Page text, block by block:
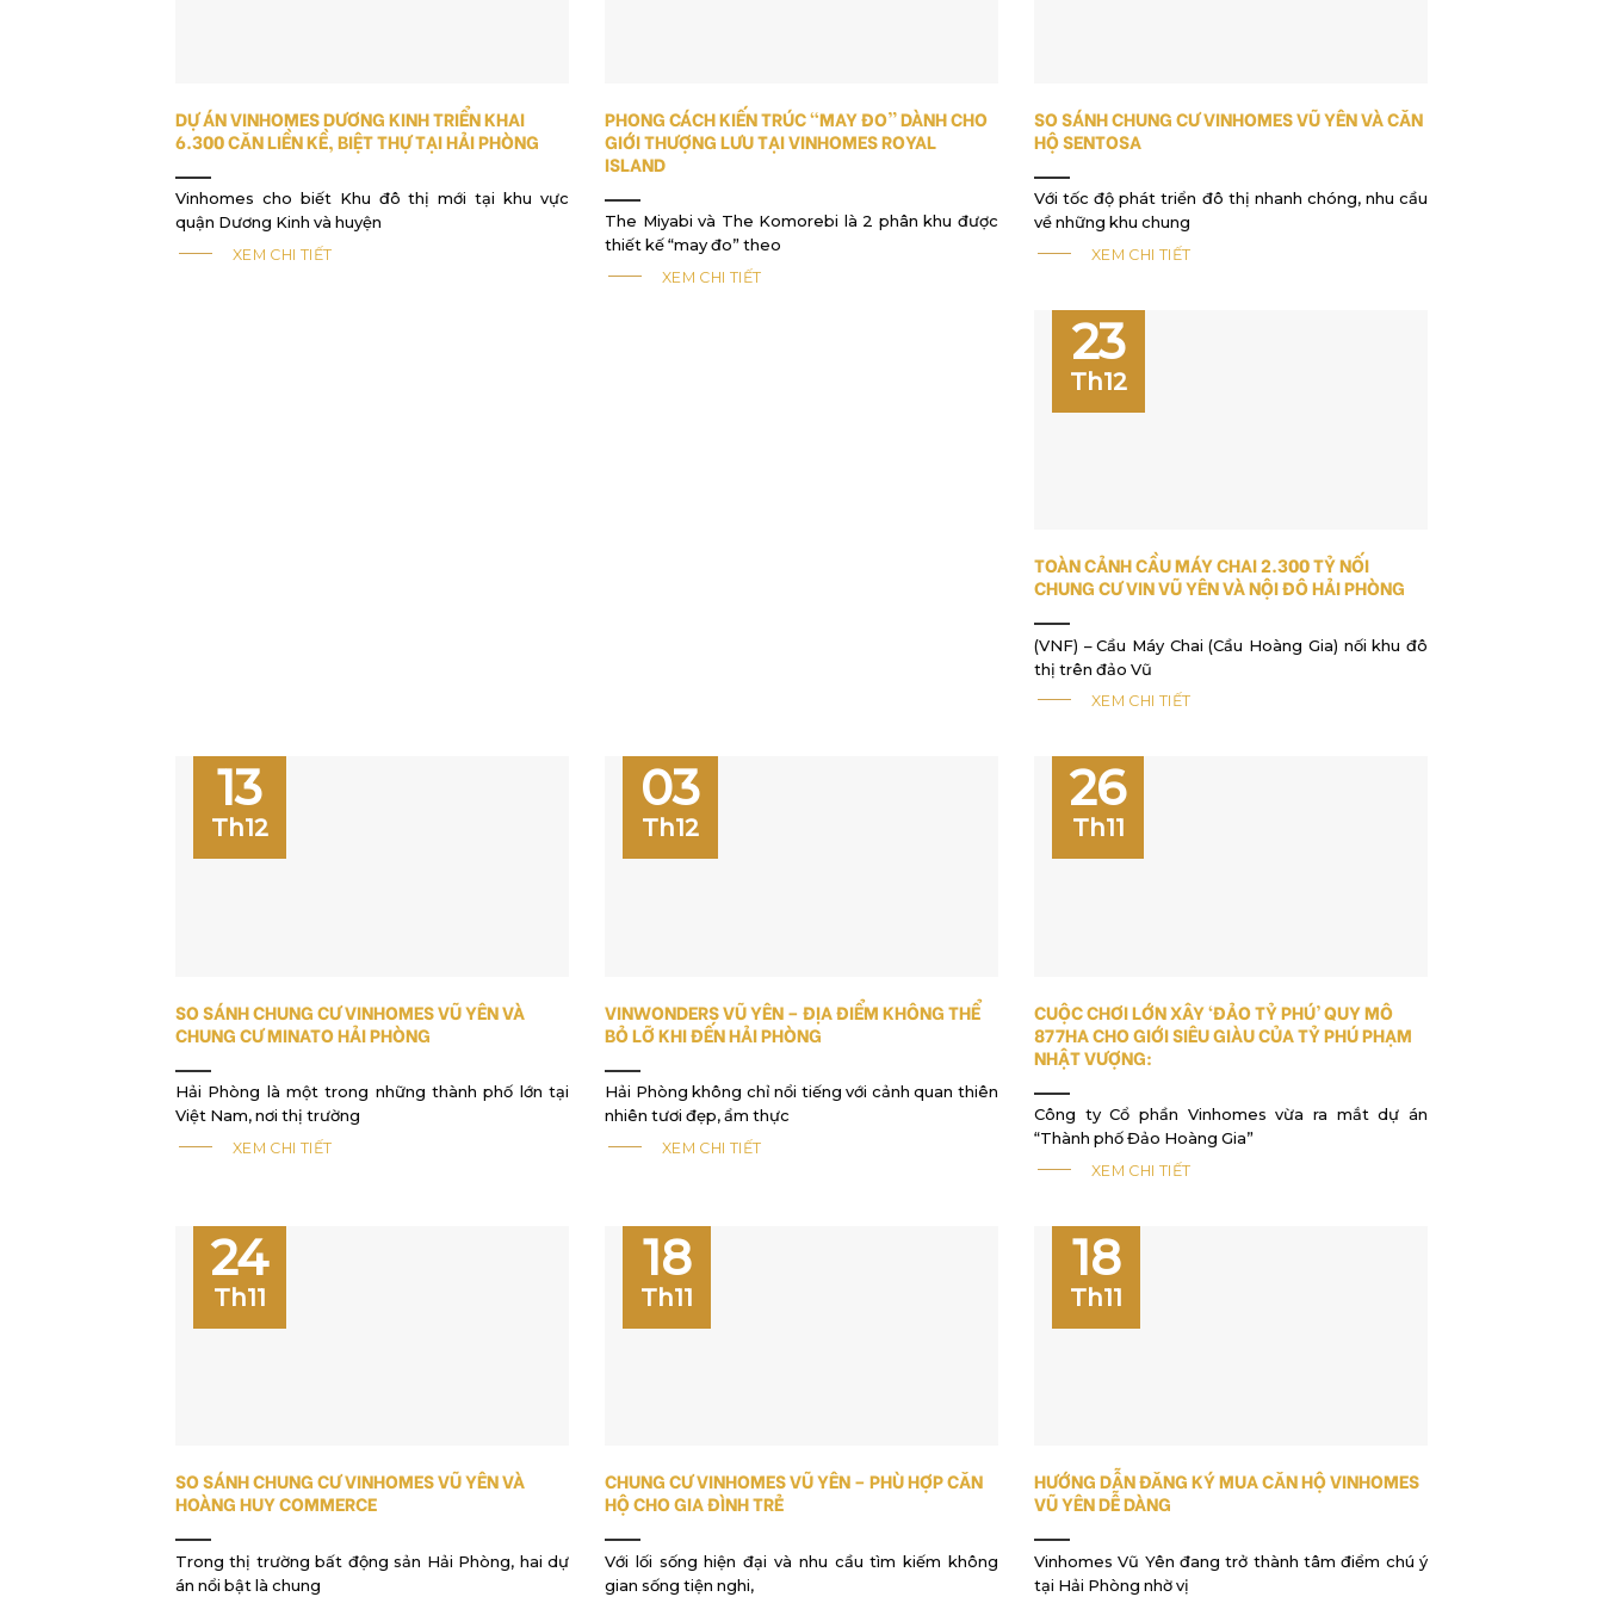
DỰ ÁN VINHOMES DƯƠNG KINH TRIỂN KHAI
6.300 CĂN LIỀN KỀ, BIỆT THỰ TẠI HẢI PHÒNG
Vinhomes cho biết Khu đô thị mới tại khu vực
quận Dương Kinh và huyện
XEM CHI TIẾT
PHONG CÁCH KIẾN TRÚC “MAY ĐO” DÀNH CHO
GIỚI THƯỢNG LƯU TẠI VINHOMES ROYAL
ISLAND
The Miyabi và The Komorebi là 2 phân khu được
thiết kế “may đo” theo
XEM CHI TIẾT
SO SÁNH CHUNG CƯ VINHOMES VŨ YÊN VÀ CĂN
HỘ SENTOSA
Với tốc độ phát triển đô thị nhanh chóng, nhu cầu
về những khu chung
XEM CHI TIẾT
TOÀN CẢNH CẦU MÁY CHAI 2.300 TỶ NỐI
CHUNG CƯ VIN VŨ YÊN VÀ NỘI ĐÔ HẢI PHÒNG
(VNF) – Cầu Máy Chai (Cầu Hoàng Gia) nối khu đô
thị trên đảo Vũ
XEM CHI TIẾT
23
Th12
SO SÁNH CHUNG CƯ VINHOMES VŨ YÊN VÀ
CHUNG CƯ MINATO HẢI PHÒNG
Hải Phòng là một trong những thành phố lớn tại
Việt Nam, nơi thị trường
XEM CHI TIẾT
13
Th12
VINWONDERS VŨ YÊN – ĐỊA ĐIỂM KHÔNG THỂ
BỎ LỠ KHI ĐẾN HẢI PHÒNG
Hải Phòng không chỉ nổi tiếng với cảnh quan thiên
nhiên tươi đẹp, ẩm thực
XEM CHI TIẾT
03
Th12
CUỘC CHƠI LỚN XÂY ‘ĐẢO TỶ PHÚ’ QUY MÔ
877HA CHO GIỚI SIÊU GIÀU CỦA TỶ PHÚ PHẠM
NHẬT VƯỢNG:
Công ty Cổ phần Vinhomes vừa ra mắt dự án
“Thành phố Đảo Hoàng Gia”
XEM CHI TIẾT
26
Th11
SO SÁNH CHUNG CƯ VINHOMES VŨ YÊN VÀ
HOÀNG HUY COMMERCE
Trong thị trường bất động sản Hải Phòng, hai dự
án nổi bật là chung
24
Th11
CHUNG CƯ VINHOMES VŨ YÊN – PHÙ HỢP CĂN
HỘ CHO GIA ĐÌNH TRẺ
Với lối sống hiện đại và nhu cầu tìm kiếm không
gian sống tiện nghi,
18
Th11
HƯỚNG DẪN ĐĂNG KÝ MUA CĂN HỘ VINHOMES
VŨ YÊN DỄ DÀNG
Vinhomes Vũ Yên đang trở thành tâm điểm chú ý
tại Hải Phòng nhờ vị
18
Th11